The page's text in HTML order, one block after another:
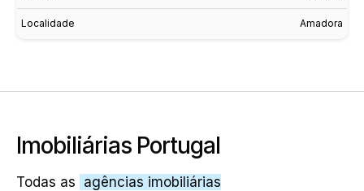
Localidade Amadora
Imobiliárias Portugal
Todas as agências imobiliárias